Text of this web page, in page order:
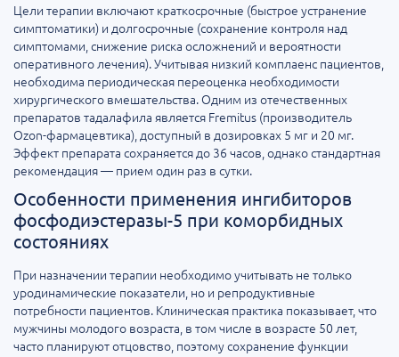
Цели терапии включают краткосрочные (быстрое устранение
симптоматики) и долгосрочные (сохранение контроля над
симптомами, снижение риска осложнений и вероятности
оперативного лечения). Учитывая низкий комплаенс пациентов,
необходима периодическая переоценка необходимости
хирургического вмешательства. Одним из отечественных
препаратов тадалафила является Fremitus (производитель
Ozon-фармацевтика), доступный в дозировках 5 мг и 20 мг.
Эффект препарата сохраняется до 36 часов, однако стандартная
рекомендация — прием один раз в сутки.
Особенности применения ингибиторов
фосфодиэстеразы-5 при коморбидных
состояниях
При назначении терапии необходимо учитывать не только
уродинамические показатели, но и репродуктивные
потребности пациентов. Клиническая практика показывает, что
мужчины молодого возраста, в том числе в возрасте 50 лет,
часто планируют отцовство, поэтому сохранение функции